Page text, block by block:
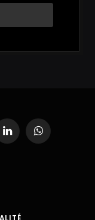
LinkedInWhatsApp